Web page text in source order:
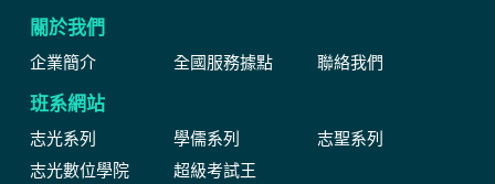
關於我們
企業簡介 全國服務據點 聯絡我們
班系網站
志光系列 學儒系列
志聖系列
志光數位學院
超級考試王